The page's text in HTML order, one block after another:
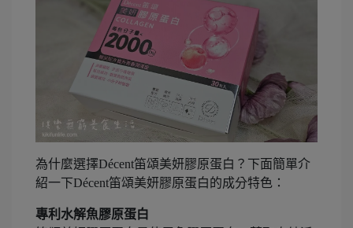
為什麼選擇Décent笛頌美妍膠原蛋白？下面簡單介
紹一下Décent笛頌美妍膠原蛋白的成分特色：
專利水解魚膠原蛋白